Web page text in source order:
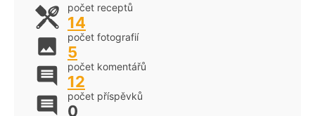
počet receptů
14
počet fotografií
5
počet komentářů
12
počet příspěvků
0